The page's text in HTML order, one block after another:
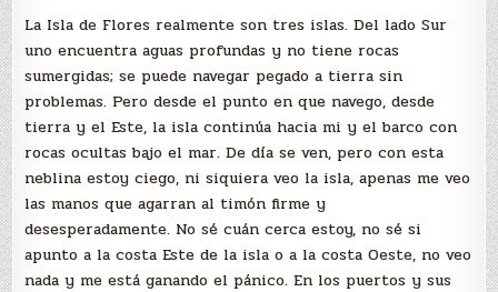
La Isla de Flores realmente son tres islas. Del lado Sur
uno encuentra aguas profundas y no tiene rocas
sumergidas; se puede navegar pegado a tierra sin
problemas. Pero desde el punto en que navego, desde
tierra y el Este, la isla continúa hacia mi y el barco con
rocas ocultas bajo el mar. De día se ven, pero con esta
neblina estoy ciego, ni siquiera veo la isla, apenas me veo
las manos que agarran al timón firme y
desesperadamente. No sé cuán cerca estoy, no sé si
apunto a la costa Este de la isla o a la costa Oeste, no veo
nada y me está ganando el pánico. En los puertos y sus